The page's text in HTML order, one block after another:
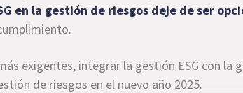
en la gestión de riesgos deje de ser
exigentes, integrar la gestión ESG con la
de riesgos en el nuevo año 2025.